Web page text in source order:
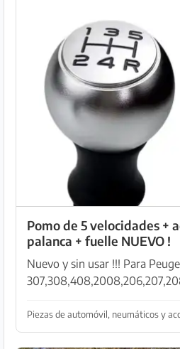
Pomo de 5 velocidades +
palanca + fuelle NUEVO !
Nuevo y sin usar !!! Para
Material: - Plástico ABS
- Resistencia a l...
Piezas de automóvil, neumáticos y